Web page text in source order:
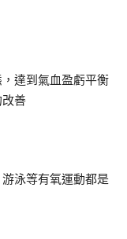
達到氣血盈虧平衡
善
泳等有氧運動都是